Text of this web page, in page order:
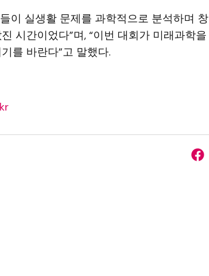
이 실생활 문제를 과학적으로 분석하며 창
시간이었다”며, “이번 대회가 미래과학을
를 바란다”고 말했다.